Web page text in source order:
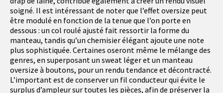
soigné. Il est intéressant de noter que l’effet oversize peut
être modulé en fonction de la tenue que l’on porte en
dessous : un col roulé ajusté fait ressortir la forme du
manteau, tandis qu’un chemisier élégant ajoute une note
plus sophistiquée. Certaines oseront même le mélange des
genres, en superposant un sweat léger et un manteau
oversize à boutons, pour un rendu tendance et décontracté.
L’important est de conserver un fil conducteur qui évite le
surplus d’ampleur sur toutes les pièces, afin de préserver la